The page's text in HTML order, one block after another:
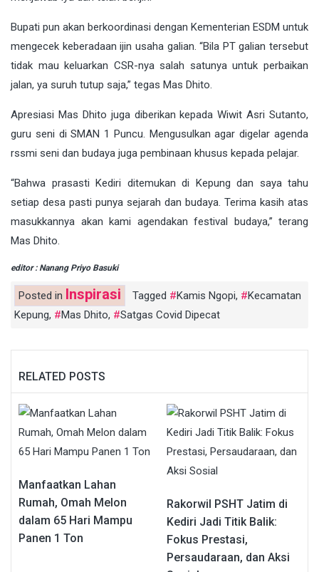
Bupati pun akan berkoordinasi dengan Kementerian ESDM untuk
mengecek keberadaan ijin usaha galian. “Bila PT galian tersebut
tidak mau keluarkan CSR-nya salah satunya untuk perbaikan
jalan, ya suruh tutup saja,” tegas Mas Dhito.
Apresiasi Mas Dhito juga diberikan kepada Wiwit Asri Sutanto,
guru seni di SMAN 1 Puncu. Mengusulkan agar digelar agenda
rssmi seni dan budaya juga pembinaan khusus kepada pelajar.
“Bahwa prasasti Kediri ditemukan di Kepung dan saya tahu
setiap desa pasti punya sejarah dan budaya. Terima kasih atas
masukkannya akan kami agendakan festival budaya,” terang
Mas Dhito.
editor : Nanang Priyo Basuki
Posted in Inspirasi Tagged Kamis Ngopi,
Kecamatan
Kepung, Mas Dhito, Satgas Covid Dipecat
RELATED POSTS
Manfaatkan Lahan
Rumah, Omah Melon
dalam 65 Hari Mampu
Panen 1 Ton
Rakorwil PSHT Jatim di
Kediri Jadi Titik Balik:
Fokus Prestasi,
Persaudaraan, dan Aksi